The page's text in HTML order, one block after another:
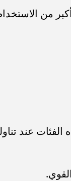
من
عند